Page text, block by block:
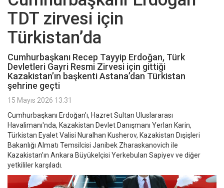
TDT zirvesi için
Türkistan’da
Cumhurbaşkanı Recep Tayyip Erdoğan, Türk
Devletleri Gayri Resmi Zirvesi için gittiği
Kazakistan’ın başkenti Astana’dan Türkistan
şehrine geçti
15 Mayıs 2026 13:31
Cumhurbaşkanı Erdoğan'ı, Hazret Sultan Uluslararası
Havalimanı'nda, Kazakistan Devlet Danışmanı Yerlan Karin,
Türkistan Eyalet Valisi Nuralhan Kusherov, Kazakistan Dışişleri
Bakanlığı Almatı Temsilcisi Janibek Zharaskanovich ile
Kazakistan'ın Ankara Büyükelçisi Yerkebulan Sapiyev ve diğer
yetkililer karşıladı.